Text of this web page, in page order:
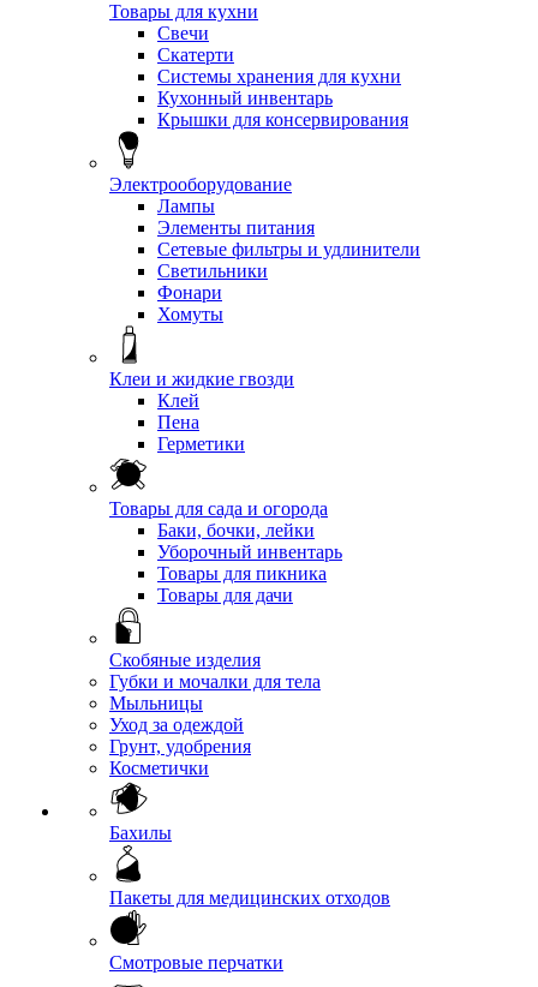
Товары для кухни
Свечи
Скатерти
Системы хранения для кухни
Кухонный инвентарь
Крышки для консервирования
Электрооборудование
Лампы
Элементы питания
Сетевые фильтры и удлинители
Светильники
Фонари
Хомуты
Клеи и жидкие гвозди
Клей
Пена
Герметики
Товары для сада и огорода
Баки, бочки, лейки
Уборочный инвентарь
Товары для пикника
Товары для дачи
Скобяные изделия
Губки и мочалки для тела
Мыльницы
Уход за одеждой
Грунт, удобрения
Косметички
Бахилы
Пакеты для медицинских отходов
Смотровые перчатки